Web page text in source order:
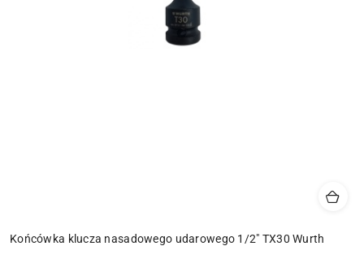
Końcówka klucza nasadowego udarowego 1/2" TX30 Wurth